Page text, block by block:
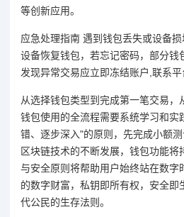
等创新应用。
应急处理指南 遇到钱包丢失或设备
设备恢复钱包，若忘记密码，部分钱
发现异常交易应立即冻结账户,联系平
从选择钱包类型到完成第一笔交易，
钱包使用的全流程需要系统学习和实
错、逐步深入"的原则，先完成小额
区块链技术的不断发展，钱包功能将
与安全原则将帮助用户始终站在数字
的数字财富，私钥即所有权，安全
代公民的生存法则。